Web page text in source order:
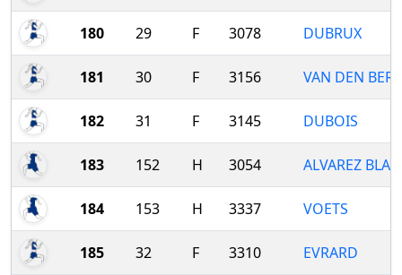
180 29 F 3078 DUBRUX
181 30 F 3156 VAN DEN
182 31 F 3145 DUBOIS
183 152 H 3054 ALVAREZ
184 153 H 3337 VOETS
185 32 F 3310 EVRARD